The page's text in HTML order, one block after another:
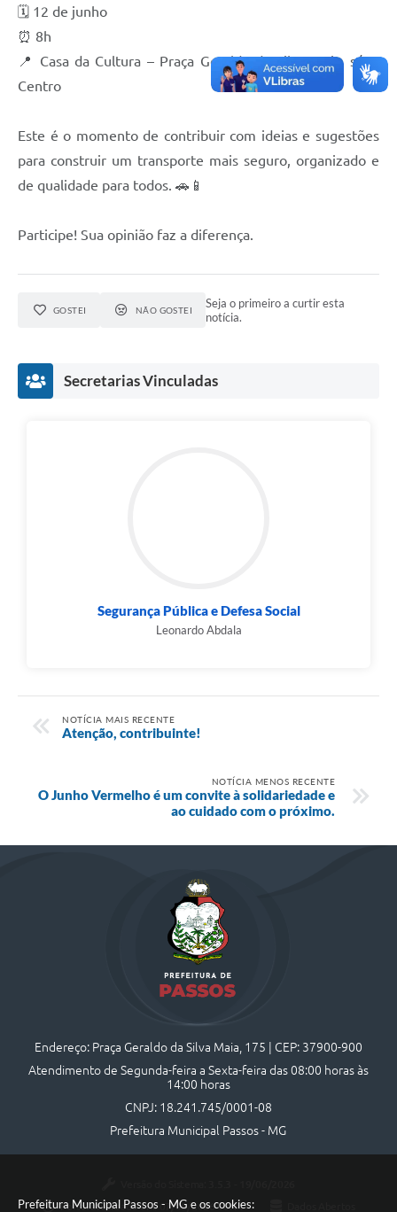
Prefeitura Municipal Passos - MG e os cookies:
🗓️ 12 de junho
⏰ 8h
📍 Casa da Cultura – Praça Geraldo da Silva Maia, s/nº,
Centro
Este é o momento de contribuir com ideias e sugestões
para construir um transporte mais seguro, organizado e
de qualidade para todos. 🚗📱
Participe! Sua opinião faz a diferença.
GOSTEI NÃO GOSTEI
Seja o primeiro a curtir esta
notícia.
Secretarias Vinculadas
Segurança Pública e Defesa Social
Leonardo Abdala
NOTÍCIA MAIS RECENTE
Atenção, contribuinte!
NOTÍCIA MENOS RECENTE
O Junho Vermelho é um convite à solidariedade e
ao cuidado com o próximo.
Endereço: Praça Geraldo da Silva Maia, 175 | CEP: 37900-900
Atendimento de Segunda-feira a Sexta-feira das 08:00 horas às
14:00 horas
CNPJ: 18.241.745/0001-08
Prefeitura Municipal Passos - MG
Portal atualizado em: 07/08/2026 10:44